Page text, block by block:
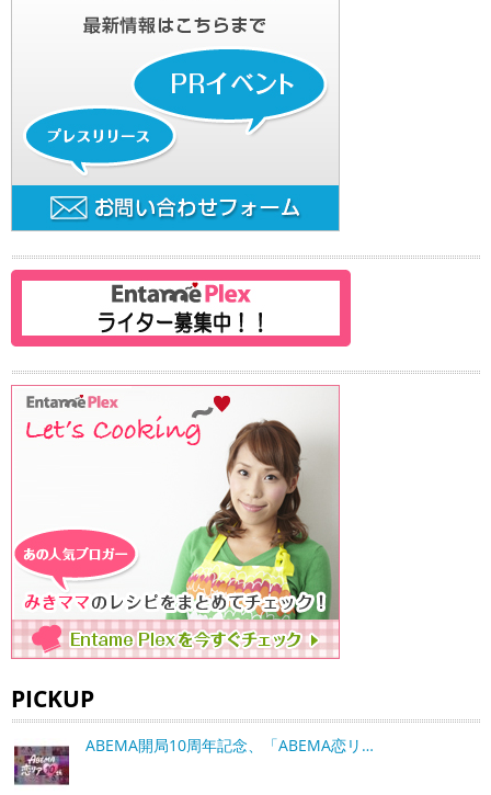
PICKUP
ABEMA開局10周年記念、「ABEMA恋リ…